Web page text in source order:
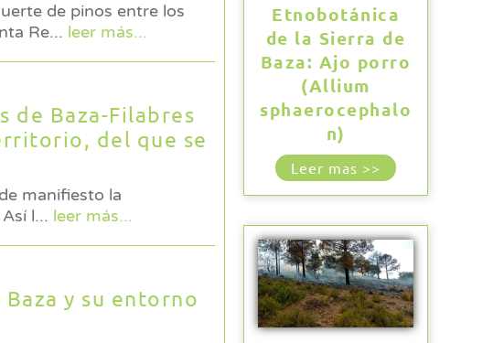
de pinos entre los
Re... leer más...
de Baza-Filabres
del que se
manifiesto la
recolonización de la especie de este territorio, del que se llegó a extinguir localmente Así l... leer más...
y su entorno
Etnobotánica
de la Sierra de
Baza: Ajo porro
(Allium
sphaerocephalo
n)
Leer mas >>